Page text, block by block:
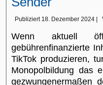
Publiziert 18. Dezember 2024
Wenn aktuell
gebührenfinanzierte
TikTok produzieren,
Monopolbildung das
gezwungenermaßen